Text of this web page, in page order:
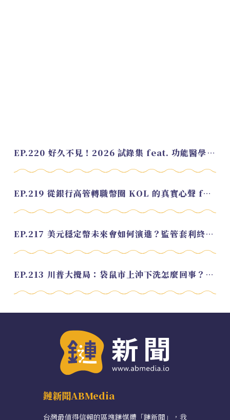
EP.220 好久不見！2026 試錄集 feat. 功能醫學營養師 美寶
EP.219 從銀行高管轉職幣圈 KOL 的真實心聲 feat.龜大
EP.217 美元穩定幣未來會如何演進？監管套利終將收斂？feat. 研究員 余哲安
EP.213 川普大攪局：袋鼠市上沖下洗怎麼回事？feat. Alvin
鏈新聞ABMedia
台灣最值得信賴的區塊鏈媒體「鏈新聞」，我